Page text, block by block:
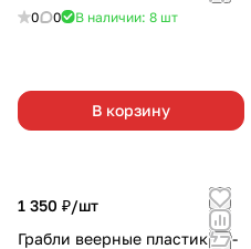
0 0 В наличии: 8 шт
В корзину
1 350 ₽/шт
Грабли веерные пластик EP-